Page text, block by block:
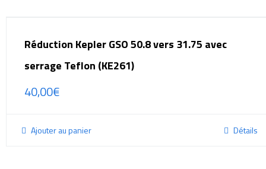
Réduction Kepler GSO 50.8 vers 31.75 avec
serrage Teflon (KE261)
40,00€
Ajouter au panier Détails